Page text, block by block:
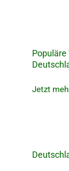
Populäre
Jetzt